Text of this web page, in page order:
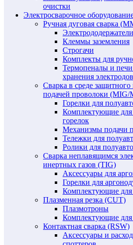
очистки
Электросварочное
Ручная дуговая сварка
Электрододержатели
Клеммы заземления
Строгачи
Комплекты для
Термопеналы и
хранения электродов
Сварка в среде защитного
подачей проволоки (MIG/
Горелки для
Комплектующие для
горелок
Механизмы подачи
Тележки для
Ролики для
Сварка неплавящимся
инертных газов (TIG)
Аксессуары для
Горелки для
Комплектующие для
Плазменная резка (CUT)
Плазмотроны
Комплектующие для
Контактная сварка (RSW)
Аксессуары и